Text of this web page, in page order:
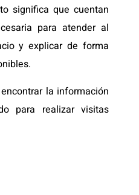
significa que cuentan
para atender al
y explicar de forma
la información
para realizar visitas